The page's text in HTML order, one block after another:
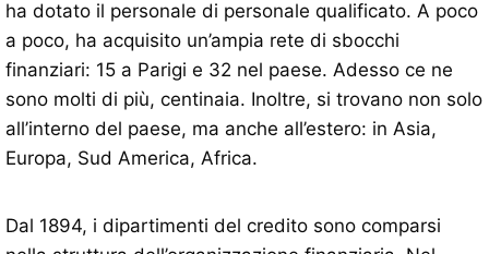
ha dotato il personale di personale qualificato. A poco
a poco, ha acquisito un’ampia rete di sbocchi
finanziari: 15 a Parigi e 32 nel paese. Adesso ce ne
sono molti di più, centinaia. Inoltre, si trovano non solo
all’interno del paese, ma anche all’estero: in Asia,
Europa, Sud America, Africa.
Dal 1894, i dipartimenti del credito sono comparsi